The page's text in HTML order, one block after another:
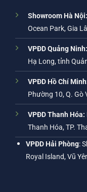
Showroom Hà Nội:
Ocean Park, Gia
VPĐD Quảng Ninh:
Hạ Long, tỉnh
VPĐD Hồ Chí
Phường 10, Q. Gò
VPĐD Thanh Hóa:
Thanh Hóa, TP.
VPĐD Hải Phòng:
Royal Island, Vũ